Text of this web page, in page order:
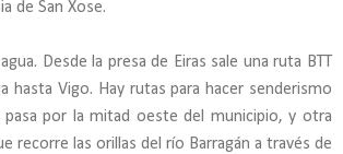
de San Xose.
Desde la presa de Eiras sale una ruta BTT
hasta Vigo. Hay rutas para hacer senderismo
por la mitad oeste del municipio, y otra
recorre las orillas del río Barragán a través de